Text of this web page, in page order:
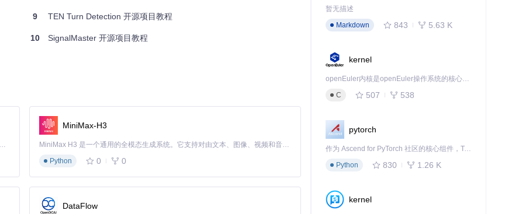
时，程序会读取这个配置文件并根据其中的设置进行初始化和运行。
9 TEN Turn Detection 开源项目教程
10 SignalMaster 开源项目教程
Claude Code 的开源替代方案。连接任意大模型，编辑代码，运行命令，自动验证 — 全自动执行。用 Rust 构建，极致性能。 ｜ An open-source alternative to Claude Code. Connect any LLM, edit code, run commands, and verify changes — autonomously. Built in Rust for speed. Get Started
MiniMax-H3
MiniMax H3 是一个通用的全模态生成系统。它支持对由文本、图像、视频和音频组成的多模态上下文进行统一理解，并能生成分辨率高达 2K、时长可达 15 秒的带原生立体声音频的视频。得益于面向任务泛化的系统设计，H3 在预训练阶段就已具备广泛的多模态上下文理解与生成能力，能够出色地执行复杂的多模态指令。
Python
0 0
DataFlow
暂无描述
Markdown
843 5.63 K
kernel
openEuler内核是openEuler操作系统的核心，既是系统性能与稳定性的基石，也是连接处理器、设备与服务的桥梁。
C
507 538
pytorch
作为 Ascend for PyTorch 社区的核心组件，TorchNPU 是昇腾专为 PyTorch 打造的深度学习适配插件，使 PyTorch 框架能够直接调用昇腾 NPU，为开发者提供昇腾 AI 处理器的超强算力。
Python
830 1.26 K
kernel